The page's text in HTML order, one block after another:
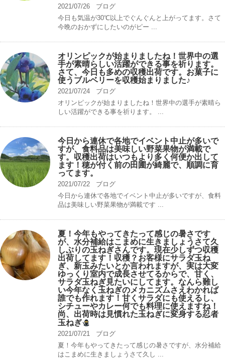
2021/07/26
ブログ
今日も気温が30℃以上でぐんぐんと上がってます。さて
今晩のおかずにしたいのがピー ...
オリンピックが始まりましたね！世界中の選
手が素晴らしい活躍ができる事を祈ります。
さて、今日も多めの収穫出荷です。お菓子に
使うブルベリーを収穫始まりました♪
2021/07/24
ブログ
オリンピックが始まりましたね！世界中の選手が素晴ら
しい活躍ができる事を祈ります。 ...
今日から連休で各地でイベント中止が多いで
すが、食料品は美味しい野菜果物が満載で
す。収穫出荷はいつもより多く何便か出して
ます！穂が付く前の田圃が綺麗で、順調に育
ってます。
2021/07/22
ブログ
今日から連休で各地でイベント中止が多いですが、食料
品は美味しい野菜果物が満載です ...
夏！今年もやってきたって感じの暑さです
が、水分補給はこまめに生きましょうさて久
しぶりの玉ねぎさんです。現在少しずつ収穫
出荷してます！収穫？お客様にサラダ玉ね
ぎ、新玉みたいとか言われますが、実は大変
ゆっくり室内で成長させてるからで、甘く、
サラダ玉ねぎ見たいにしてます。なんら難し
い今年なく玉ねぎのメカニズムさえわかれば
誰でも作れます！甘くサラダにも使えるし、
シチューやカレー何でも料理に使えますね！
尚、出荷時は見慣れた玉ねぎに変身する忍者
玉ねぎ
2021/07/21
ブログ
夏！今年もやってきたって感じの暑さですが、水分補給
はこまめに生きましょうさて久し ...